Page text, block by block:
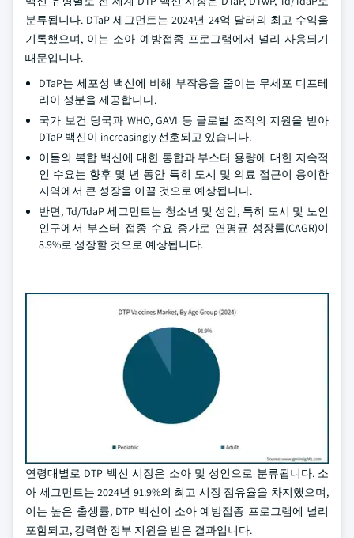
분류됩니다. DTaP 세그먼트는 2024년 24억 달러의 최고 수익을
기록했으며, 이는 소아 예방접종 프로그램에서 널리 사용되기
때문입니다.
DTaP는 세포성 백신에 비해 부작용을 줄이는 무세포 디프테
리아 성분을 제공합니다.
국가 보건 당국과 WHO, GAVI 등 글로벌 조직의 지원을 받아
DTaP 백신이 increasingly 선호되고 있습니다.
이들의 복합 백신에 대한 통합과 부스터 용량에 대한 지속적
인 수요는 향후 몇 년 동안 특히 도시 및 의료 접근이 용이한
지역에서 큰 성장을 이끌 것으로 예상됩니다.
반면, Td/TdaP 세그먼트는 청소년 및 성인, 특히 도시 및 노인
인구에서 부스터 접종 수요 증가로 연평균 성장률(CAGR)이
8.9%로 성장할 것으로 예상됩니다.
연령대별로 DTP 백신 시장은 소아 및 성인으로 분류됩니다. 소
아 세그먼트는 2024년 91.9%의 최고 시장 점유율을 차지했으며,
이는 높은 출생률, DTP 백신이 소아 예방접종 프로그램에 널리
포함되고, 강력한 정부 지원을 받은 결과입니다.